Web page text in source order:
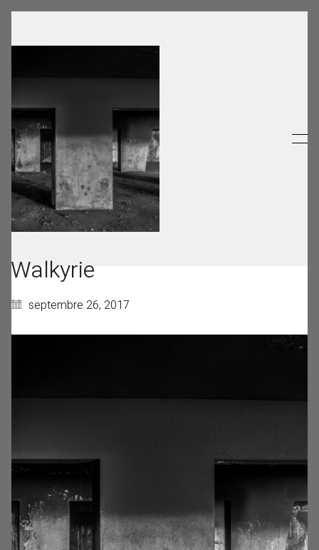
Walkyrie
septembre 26, 2017